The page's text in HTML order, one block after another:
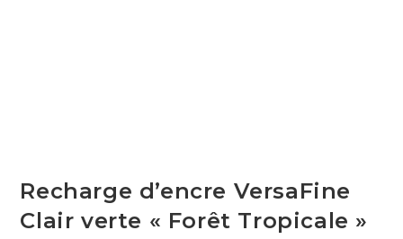
Recharge d’encre VersaFine
Clair verte « Forêt Tropicale »